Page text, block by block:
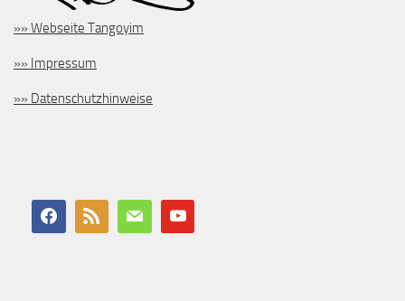
»» Webseite Tangoyim
»» Impressum
»» Datenschutzhinweise